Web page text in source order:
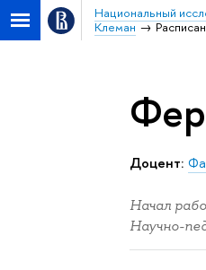
Национальный
Клеман
Доцент:
Начал
Научно-